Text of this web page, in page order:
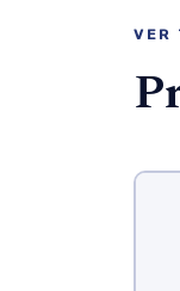
VER